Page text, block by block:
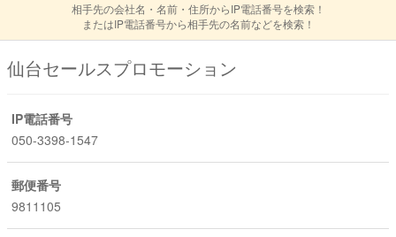
相手先の会社名・名前・住所からIP電話番号を検索！
またはIP電話番号から相手先の名前などを検索！
仙台セールスプロモーション
IP電話番号
050-3398-1547
郵便番号
9811105